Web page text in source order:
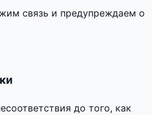
связь и предупреждаем о
до того, как